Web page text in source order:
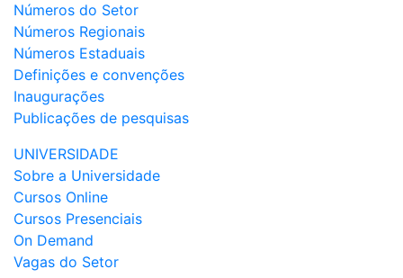
Números do Setor
Números Regionais
Números Estaduais
Definições e convenções
Inaugurações
Publicações de pesquisas
UNIVERSIDADE
Sobre a Universidade
Cursos Online
Cursos Presenciais
On Demand
Vagas do Setor